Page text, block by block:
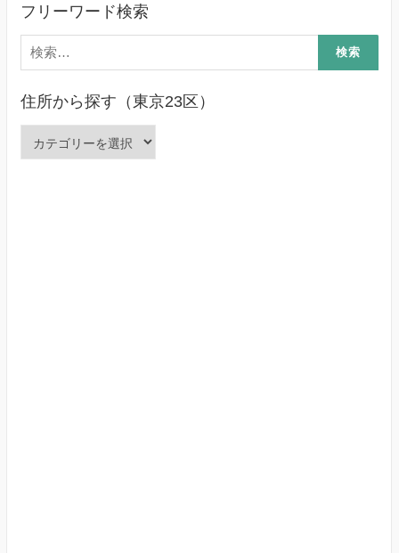
フリーワード検索
検
索:
住所から探す（東京23区）